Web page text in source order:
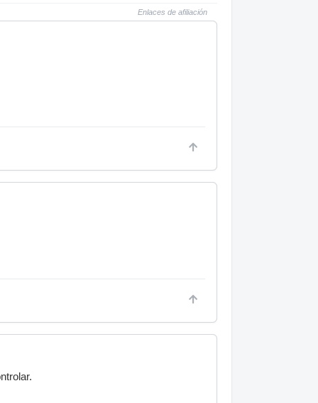
Enlaces de afiliación